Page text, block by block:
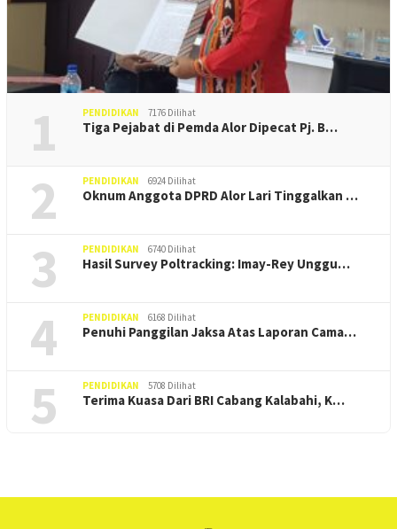
1 PENDIDIKAN 7176 Dilihat
Tiga Pejabat di Pemda Alor Dipecat Pj. B…
2 PENDIDIKAN 6924 Dilihat
Oknum Anggota DPRD Alor Lari Tinggalkan …
3 PENDIDIKAN 6740 Dilihat
Hasil Survey Poltracking: Imay-Rey Unggu…
4 PENDIDIKAN 6168 Dilihat
Penuhi Panggilan Jaksa Atas Laporan Cama…
5 PENDIDIKAN 5708 Dilihat
Terima Kuasa Dari BRI Cabang Kalabahi, K…